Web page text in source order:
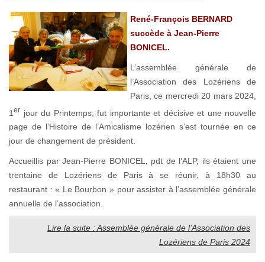
René-François BERNARD
succède à Jean-Pierre
BONICEL.
L’assemblée générale de
l’Association des Lozériens de
Paris, ce mercredi 20 mars 2024,
1 er jour du Printemps, fut importante et décisive et une nouvelle
page de l’Histoire de l’Amicalisme lozérien s’est tournée en ce
jour de changement de président.
Accueillis par Jean-Pierre BONICEL, pdt de l’ALP, ils étaient une
trentaine de Lozériens de Paris à se réunir, à 18h30 au
restaurant : « Le Bourbon » pour assister à l’assemblée générale
annuelle de l’association.
Lire la suite : Assemblée générale de l’Association des
Lozériens de Paris 2024